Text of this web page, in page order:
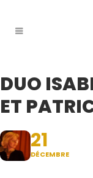
DUO
ET
21
DÉCEMBRE